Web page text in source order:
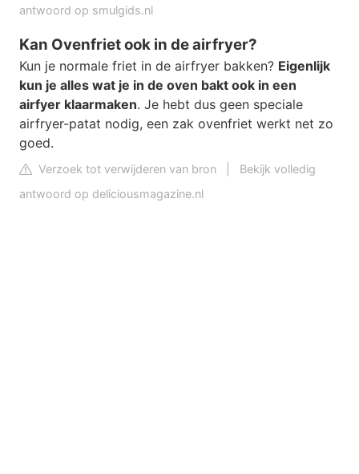
antwoord op smulgids.nl
Kan Ovenfriet ook in de airfryer?
Kun je normale friet in de airfryer bakken? Eigenlijk
kun je alles wat je in de oven bakt ook in een
airfyer klaarmaken. Je hebt dus geen speciale
airfryer-patat nodig, een zak ovenfriet werkt net zo
goed.
Verzoek tot verwijderen van bron
Bekijk volledig
antwoord op deliciousmagazine.nl